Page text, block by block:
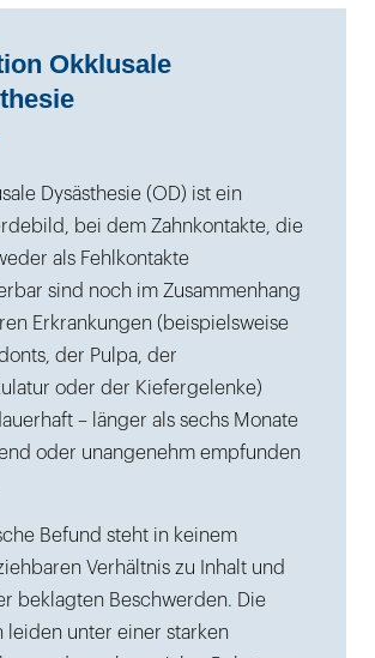
Okklusale
Dysästhesie (OD) ist ein
bei dem Zahnkontakte, die
als Fehlkontakte
sind noch im Zusammenhang
Erkrankungen (beispielsweise
der Pulpa, der
oder der Kiefergelenke)
– länger als sechs Monate
oder unangenehm empfunden
Befund steht in keinem
Verhältnis zu Inhalt und
beklagten Beschwerden. Die
leiden unter einer starken